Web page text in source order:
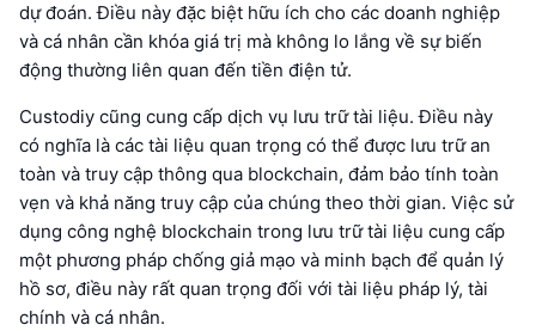
dự đoán. Điều này đặc biệt hữu ích cho các doanh nghiệp
và cá nhân cần khóa giá trị mà không lo lắng về sự biến
động thường liên quan đến tiền điện tử.
Custodiy cũng cung cấp dịch vụ lưu trữ tài liệu. Điều này
có nghĩa là các tài liệu quan trọng có thể được lưu trữ an
toàn và truy cập thông qua blockchain, đảm bảo tính toàn
vẹn và khả năng truy cập của chúng theo thời gian. Việc sử
dụng công nghệ blockchain trong lưu trữ tài liệu cung cấp
một phương pháp chống giả mạo và minh bạch để quản lý
hồ sơ, điều này rất quan trọng đối với tài liệu pháp lý, tài
chính và cá nhân.